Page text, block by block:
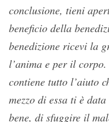
conclusione, tieni
beneficio della
benedizione ricevi la
l’anima e per il
contiene tutto l’aiuto
mezzo di essa ti è
bene, di sfuggire il